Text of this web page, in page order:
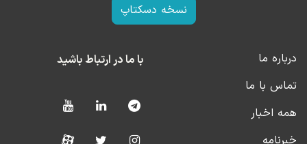
نسخه دسکتاپ
درباره ما
تماس با ما
همه اخبار
خبرنامه
با ما در ارتباط باشید